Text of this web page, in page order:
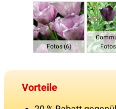
Fotos (6)
Vorteile